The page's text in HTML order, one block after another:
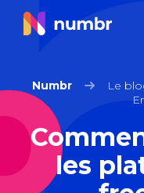
Numbr
Le
les